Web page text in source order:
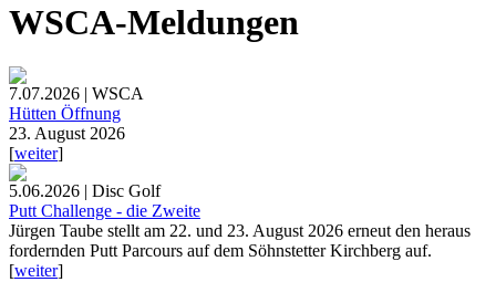
WSCA-Meldungen
7.07.2026 | WSCA
Hütten Öffnung
23. August 2026
[weiter]
5.06.2026 | Disc Golf
Putt Challenge - die Zweite
Jürgen Taube stellt am 22. und 23. August 2026 erneut den heraus
fordernden Putt Parcours auf dem Söhnstetter Kirchberg auf.
[weiter]